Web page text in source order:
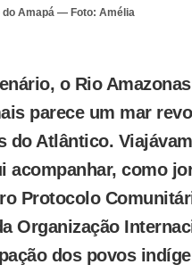
do Amapá — Foto: Amélia
o Rio
parece um mar
do Atlântico.
acompanhar, como
Protocolo
Organização
dos povos